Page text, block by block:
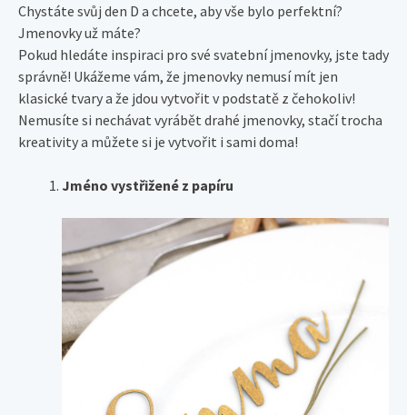
Chystáte svůj den D a chcete, aby vše bylo perfektní?
Jmenovky už máte?
Pokud hledáte inspiraci pro své svatební jmenovky, jste tady
správně! Ukážeme vám, že jmenovky nemusí mít jen
klasické tvary a že jdou vytvořit v podstatě z čehokoliv!
Nemusíte si nechávat vyrábět drahé jmenovky, stačí trocha
kreativity a můžete si je vytvořit i sami doma!
Jméno vystřižené z papíru